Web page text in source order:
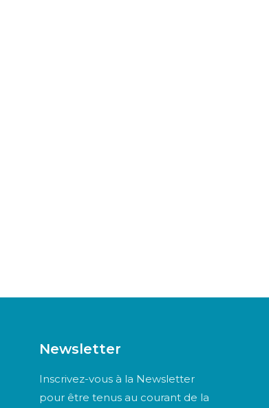
Newsletter
Inscrivez-vous à la Newsletter
pour être tenus au courant de la